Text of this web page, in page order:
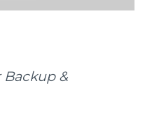
Backup &